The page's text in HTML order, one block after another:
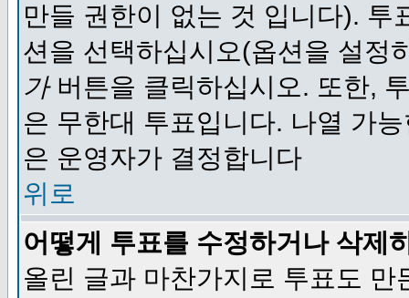
만들 권한이 없는 것 입니다).
션을 선택하십시오(옵션을 설정
가버튼을 클릭하십시오. 또한,
은 무한대 투표입니다. 나열 가
은 운영자가 결정합니다
위로
어떻게 투표를 수정하거나 삭제
올린 글과 마찬가지로 투표도